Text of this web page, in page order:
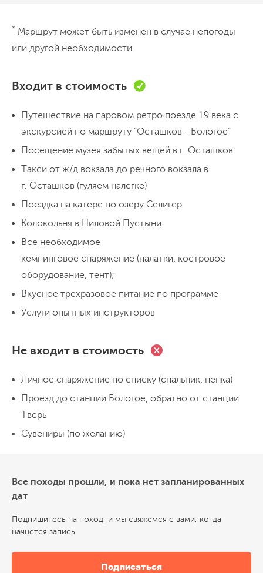
Ретропоезд Бологое-Осташков и
поездка на катере по Селигеру
Встречаемся на ж/д вокзале в г. Бологое в 08.55.
своего отправления, делаем памятные фото на его
фоне и пересаживаемся в ретропоезд. Наш маршрут
пролегает по историко-заповедной зоне
Октябрьской железной дороги, под равномерный
стук колес будем наблюдать за проплывающими за
из станций, где сохранился комплекс построек
начала XX века, поезд сделает получасовую
остановку для заправки водой, а мы в это время
сможем изучить уникальные архитектурные объекты.
По прибытию в Осташков нас ждет пешая прогулка
по городу, Прогуляемся через центральный парк,
увидим памятник героям ВОВ и старинную
входит в стоимость), посетим музей, а после на
Селигера. Вечером будем любоваться закатом, на
Селигере они особенные, делиться походными
историями, слушать шум небольших волн.
переправа на катере
прогулка налегке
День 2
Посещение монастыря и трансфер в
Тверь
На свежем воздухе под пение птиц спится особенно
сладко, но нас сегодня снова ждёт насыщенная
программа. Завтракаем походной кашей и
обеда заказной трансфер доставит на ж/д вокзал г.
* Маршрут может быть изменен в случае непогоды
или другой необходимости
Входит в стоимость
Путешествие на паровом ретро поезде 19 века с
экскурсией по маршруту "Осташков - Бологое"
Посещение музея забытых вещей в г. Осташков
Такси от ж/д вокзала до речного вокзала в
г. Осташков (гуляем налегке)
Поездка на катере по озеру Селигер
Колокольня в Ниловой Пустыни
Все необходимое
кемпинговое снаряжение (палатки, костровое
оборудование, тент);
Вкусное трехразовое питание по программе
Услуги опытных инструкторов
Не входит в стоимость
Личное снаряжение по списку (спальник, пенка)
Проезд до станции Бологое, обратно от станции
Тверь
Сувениры (по желанию)
Все походы прошли, и пока нет запланированных
дат
Подпишитесь на поход, и мы свяжемся с вами, когда
начнется запись
Подписаться